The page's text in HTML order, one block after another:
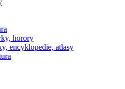
horory
encyklopedie, atlasy